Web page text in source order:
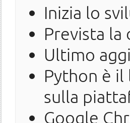
Inizia lo
Prevista la
Ultimo
Python è
sulla
Google